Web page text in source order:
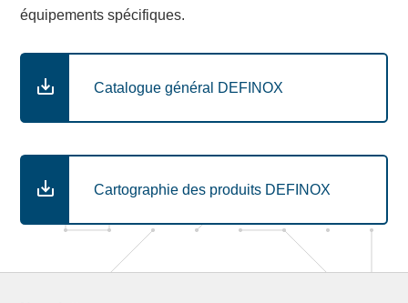
équipements spécifiques.
Catalogue général DEFINOX
Cartographie des produits DEFINOX